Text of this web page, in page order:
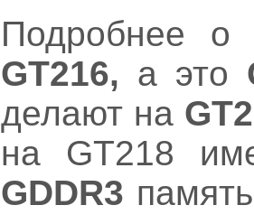
Подробнее
GT216, а это
делают на
на GT218
GDDR3